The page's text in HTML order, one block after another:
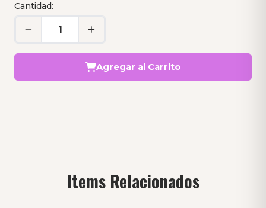
Cantidad:
Agregar al Carrito
Items Relacionados